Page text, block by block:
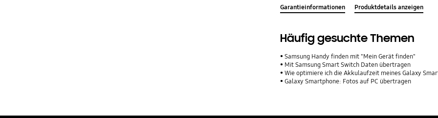
Garantieinformationen Produktdetails anzeigen
Häufig gesuchte Themen
Samsung Handy finden mit "Mein Gerät finden"
Mit Samsung Smart Switch Daten übertragen
Wie optimiere ich die Akkulaufzeit meines Galaxy
Galaxy Smartphone: Fotos auf PC übertragen